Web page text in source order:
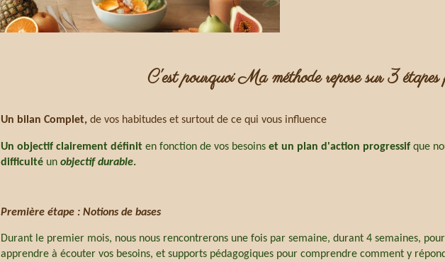
C'est pourquoi Ma méthode repose sur 3
Un bilan Complet, de vos habitudes et surtout de ce qui vous influence
Un objectif clairement définit en fonction de vos besoins et un plan d'action progressif que
difficulté un objectif durable.
Première étape : Notions de bases
Durant le premier mois, nous nous rencontrerons une fois par semaine, durant 4 semaines,
apprendre à écouter vos besoins, et supports pédagogiques pour comprendre comment y